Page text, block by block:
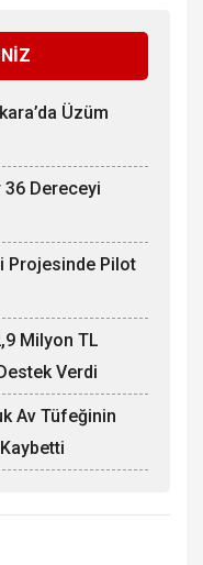
Üzüm
36 Dereceyi
Projesinde Pilot
Milyon TL
Verdi
Av Tüfeğinin